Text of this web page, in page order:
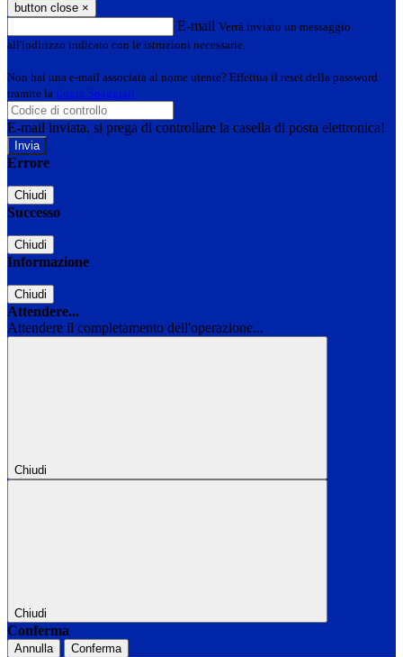
button close ×
E-mail Verrà inviato un messaggio
all'indirizzo indicato con le istruzioni necessarie.
Non hai una e-mail associata al nome utente? Effettua il reset della password
tramite la Login Spaggiari
E-mail inviata, si prega di controllare la casella di posta elettronica!
Errore
Chiudi
Successo
Chiudi
Informazione
Chiudi
Attendere...
Attendere il completamento dell'operazione...
Chiudi
Chiudi
Conferma
Annulla Conferma